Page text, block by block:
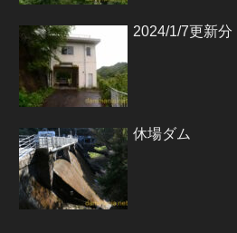
2024/1/7更新分
休場ダム